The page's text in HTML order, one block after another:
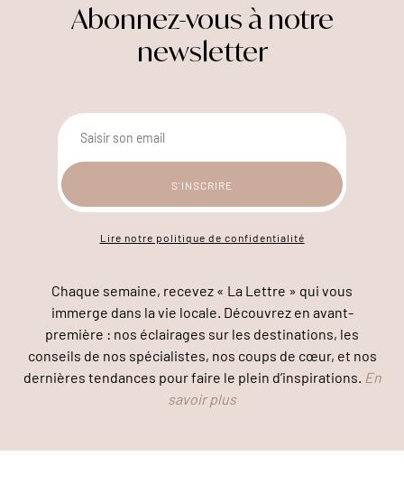
Abonnez-vous à notre
newsletter
Lire notre politique de confidentialité
Chaque semaine, recevez « La Lettre » qui vous
immerge dans la vie locale. Découvrez en avant-
première : nos éclairages sur les destinations, les
conseils de nos spécialistes, nos coups de cœur, et nos
dernières tendances pour faire le plein d’inspirations. En
savoir plus